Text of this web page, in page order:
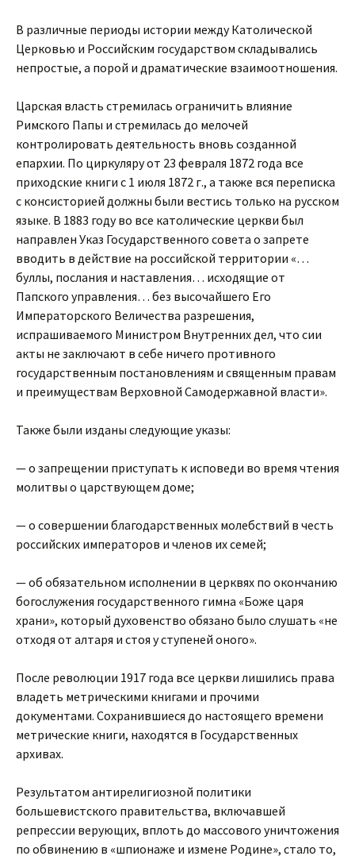
В различные периоды истории между Католической
Церковью и Российским государством складывались
непростые, а порой и драматические взаимоотношения.
Царская власть стремилась ограничить влияние
Римского Папы и стремилась до мелочей
контролировать деятельность вновь созданной
епархии. По циркуляру от 23 февраля 1872 года все
приходские книги с 1 июля 1872 г., а также вся переписка
с консисторией должны были вестись только на русском
языке. В 1883 году во все католические церкви был
направлен Указ Государственного совета о запрете
вводить в действие на российской территории «…
буллы, послания и наставления… исходящие от
Папского управления… без высочайшего Его
Императорского Величества разрешения,
испрашиваемого Министром Внутренних дел, что сии
акты не заключают в себе ничего противного
государственным постановлениям и священным правам
и преимуществам Верховной Самодержавной власти».
Также были изданы следующие указы:
— о запрещении приступать к исповеди во время чтения
молитвы о царствующем доме;
— о совершении благодарственных молебствий в честь
российских императоров и членов их семей;
— об обязательном исполнении в церквях по окончанию
богослужения государственного гимна «Боже царя
храни», который духовенство обязано было слушать «не
отходя от алтаря и стоя у ступеней оного».
После революции 1917 года все церкви лишились права
владеть метрическими книгами и прочими
документами. Сохранившиеся до настоящего времени
метрические книги, находятся в Государственных
архивах.
Результатом антирелигиозной политики
большевистского правительства, включавшей
репрессии верующих, вплоть до массового уничтожения
по обвинению в «шпионаже и измене Родине», стало то,